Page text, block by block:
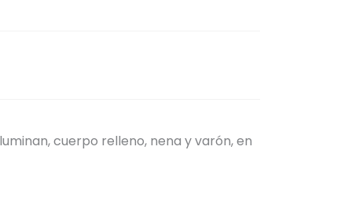
cuerpo relleno, nena y varón, en